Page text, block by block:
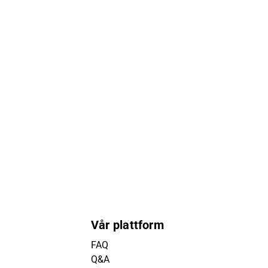
Vår plattform
FAQ
Q&A